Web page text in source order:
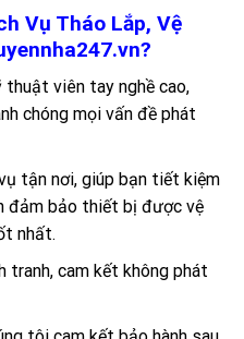
Vụ Tháo Lắp, Vệ
thuật viên tay nghề cao,
chóng mọi vấn đề phát
tận nơi, giúp bạn tiết kiệm
đảm bảo thiết bị được vệ
nhất.
tranh, cam kết không phát